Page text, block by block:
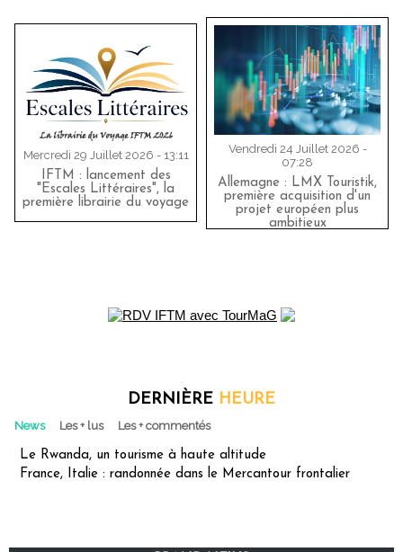
Mercredi 29 Juillet 2026 - 13:11
IFTM : lancement des
"Escales Littéraires", la
première librairie du voyage
Vendredi 24 Juillet 2026 -
07:28
Allemagne : LMX Touristik,
première acquisition d'un
projet européen plus
ambitieux
DERNIÈRE HEURE
News Les + lus Les + commentés
Le Rwanda, un tourisme à haute altitude
France, Italie : randonnée dans le Mercantour frontalier